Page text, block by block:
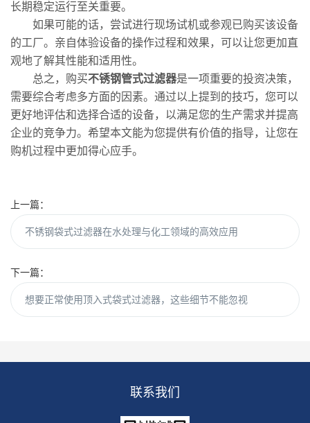
长期稳定运行至关重要。
如果可能的话，尝试进行现场试机或参观已购买该设备
的工厂。亲自体验设备的操作过程和效果，可以让您更加直
观地了解其性能和适用性。
总之，购买不锈钢管式过滤器是一项重要的投资决策，
需要综合考虑多方面的因素。通过以上提到的技巧，您可以
更好地评估和选择合适的设备，以满足您的生产需求并提高
企业的竞争力。希望本文能为您提供有价值的指导，让您在
购机过程中更加得心应手。
上一篇：
不锈钢袋式过滤器在水处理与化工领域的高效应用
下一篇：
想要正常使用顶入式袋式过滤器，这些细节不能忽视
联系我们